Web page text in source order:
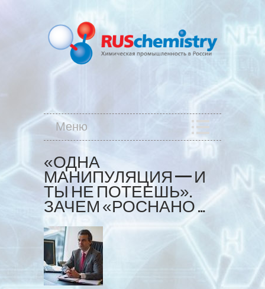
Меню
«ОДНА
МАНИПУЛЯЦИЯ — И
ТЫ НЕ ПОТЕЕШЬ».
ЗАЧЕМ «РОСНАНО …